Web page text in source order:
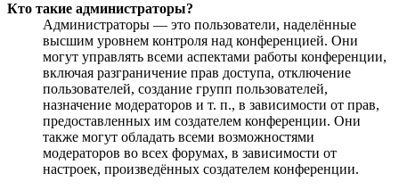
Кто такие администраторы?
Администраторы — это пользователи, наделённые
высшим уровнем контроля над конференцией. Они
могут управлять всеми аспектами работы конференции,
включая разграничение прав доступа, отключение
пользователей, создание групп пользователей,
назначение модераторов и т. п., в зависимости от прав,
предоставленных им создателем конференции. Они
также могут обладать всеми возможностями
модераторов во всех форумах, в зависимости от
настроек, произведённых создателем конференции.